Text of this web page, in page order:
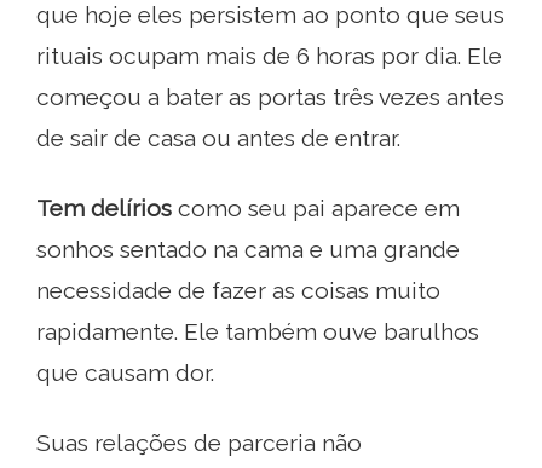
que hoje eles persistem ao ponto que seus
rituais ocupam mais de 6 horas por dia. Ele
começou a bater as portas três vezes antes
de sair de casa ou antes de entrar.
Tem delírios como seu pai aparece em
sonhos sentado na cama e uma grande
necessidade de fazer as coisas muito
rapidamente. Ele também ouve barulhos
que causam dor.
Suas relações de parceria não